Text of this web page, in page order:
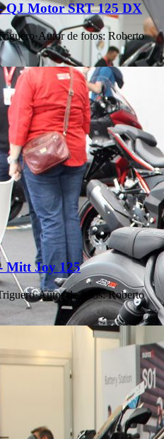
Motor SRT 125 DX
·Autor de fotos: Roberto
Mitt Joy 125
·Autor de fotos: Roberto